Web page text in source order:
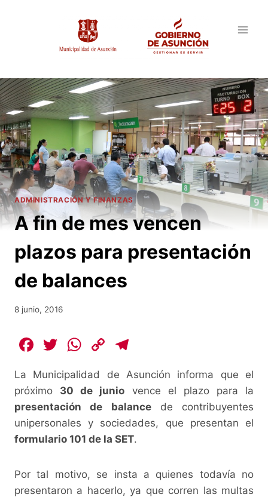
ADMINISTRACIÓN Y FINANZAS
A fin de mes vencen
plazos para presentación
de balances
8 junio, 2016
F
c
e
b
o
k
T
itt
er
W
at
s
A
p
C
p
y
Li
n
e
gr
a
m
La Municipalidad de Asunción informa que el
próximo 30 de junio vence el plazo para la
presentación de balancede contribuyentes
unipersonales y sociedades, que presentan el
formulario 101 de la SET.
Por tal motivo, se insta a quienes todavía no
presentaron a hacerlo, ya que corren las multas